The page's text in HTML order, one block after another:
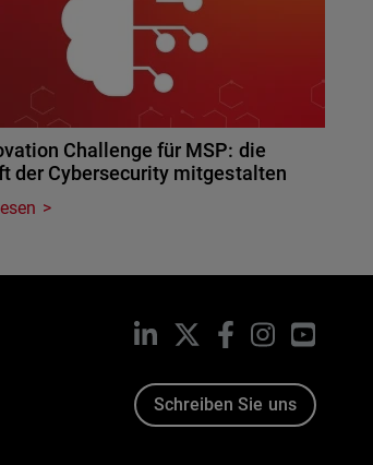
Challenge für MSP: die
der Cybersecurity mitgestalten
LinkedIn Facebook
InstagramYouTube
Schreiben Sie uns